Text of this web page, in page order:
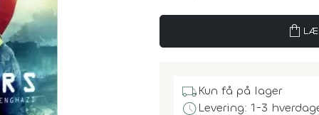
shopping_bag
local_shippingKun få på lager
scheduleLevering: 1-3